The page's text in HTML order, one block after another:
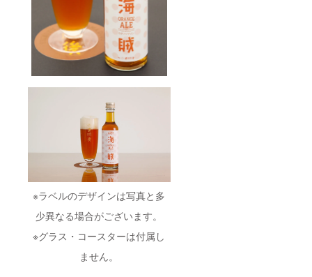
※ラベルのデザインは写真と多
少異なる場合がございます。
※グラス・コースターは付属し
ません。